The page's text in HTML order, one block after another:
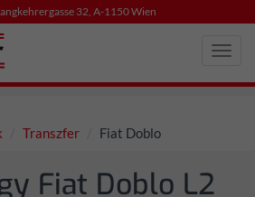
32, A-1150 Wien
Transzfer Fiat Doblo
Fiat Doblo L2